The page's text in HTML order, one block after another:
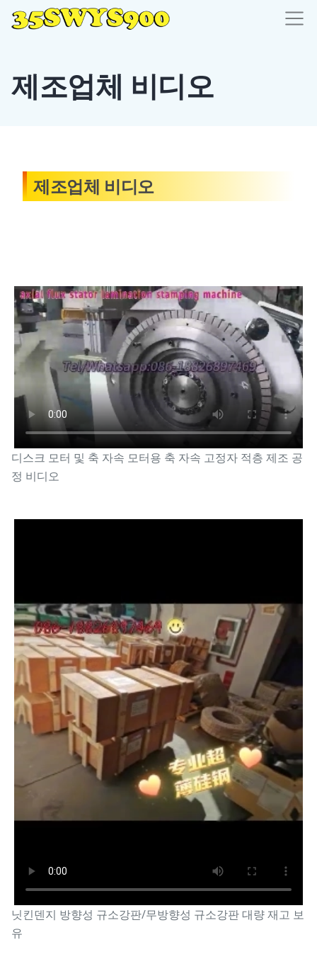
제조업체 비디오
제조업체 비디오
디스크 모터 및 축 자속 모터용 축 자속 고정자 적층 제조 공
정 비디오
닛킨덴지 방향성 규소강판/무방향성 규소강판 대량 재고 보
유